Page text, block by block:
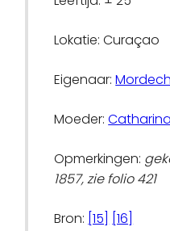
Lokatie: Curaçao
Eigenaar:
Moeder:Catharina
Opmerkingen:
1857, zie folio 421
Bron: [15] [16]